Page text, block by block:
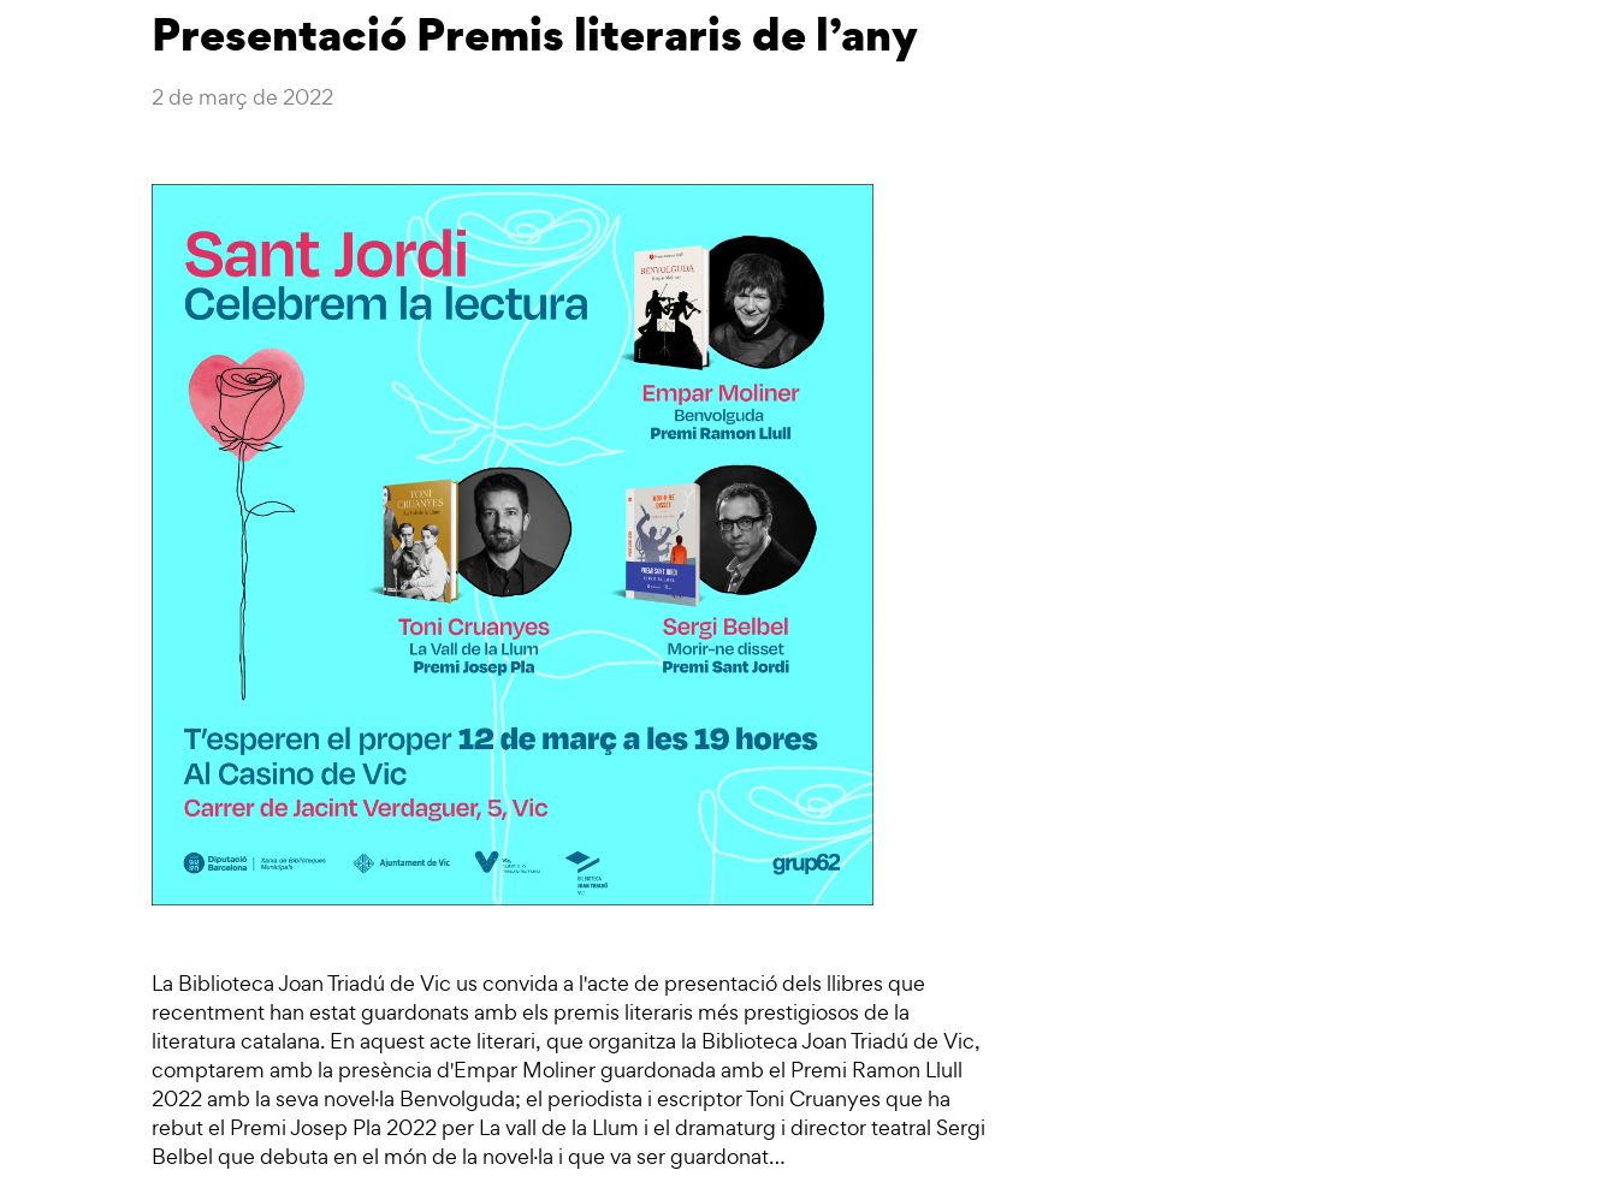
Presentació Premis literaris de l’any
2 de març de 2022
La Biblioteca Joan Triadú de Vic us convida a l'acte de presentació dels llibres que
recentment han estat guardonats amb els premis literaris més prestigiosos de la
literatura catalana. En aquest acte literari, que organitza la Biblioteca Joan Triadú de Vic,
comptarem amb la presència d'Empar Moliner guardonada amb el Premi Ramon Llull
2022 amb la seva novel·la Benvolguda; el periodista i escriptor Toni Cruanyes que ha
rebut el Premi Josep Pla 2022 per La vall de la Llum i el dramaturg i director teatral Sergi
Belbel que debuta en el món de la novel·la i que va ser guardonat…